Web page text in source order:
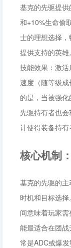
基克的先驱提
和+10%生命偷
士的理想选择
提供支持的英
技能效果：激
速度（随等级
的是，当被强
先驱持有者也
计使得装备持有
核心机制
基克的先驱的
时机和目标选
间意味着玩家
能最适合在团
常是ADC或爆